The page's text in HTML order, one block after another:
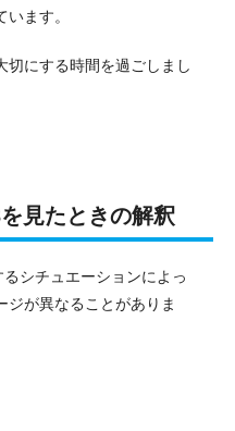
ます。
切にする時間を過ごしまし
見たときの解釈
シチュエーションによっ
ジが異なることがありま